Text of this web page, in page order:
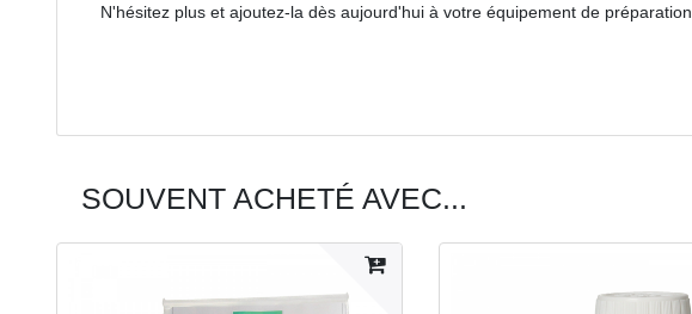
N'hésitez plus et ajoutez-la dès aujourd'hui à votre équipement de préparation.
SOUVENT ACHETÉ AVEC...